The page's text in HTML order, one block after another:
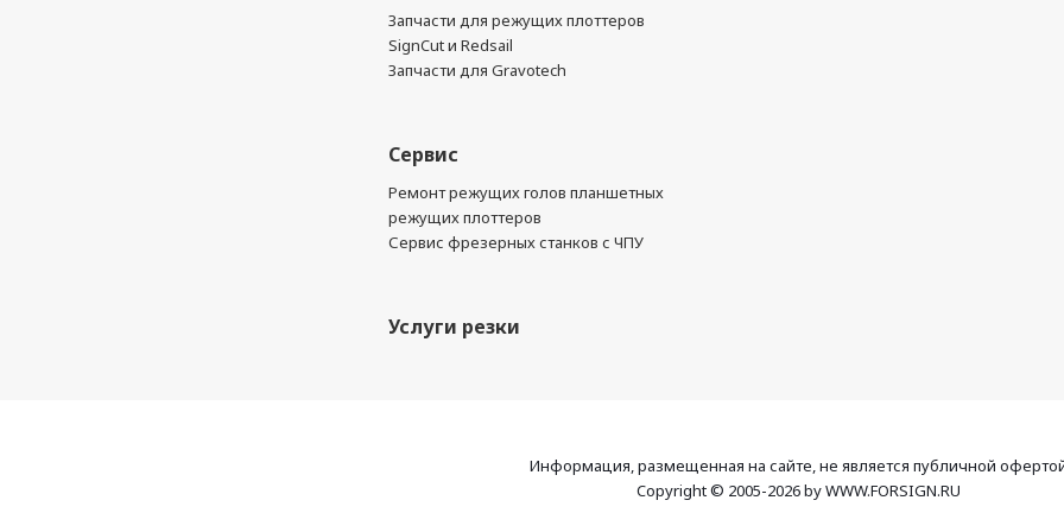
Запчасти для режущих плоттеров
SignCut и Redsail
Запчасти для Gravotech
Сервис
Ремонт режущих голов планшетных
режущих плоттеров
Сервис фрезерных станков с ЧПУ
Услуги резки
Информация, размещенная на сайте, не является публичной
Copyright © 2005-2026 by WWW.FORSIGN.RU